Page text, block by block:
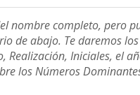
nombre completo, pero
de abajo. Te daremos
Realización, Iniciales, el
los Números